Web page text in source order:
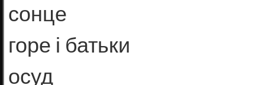
сонце
горе і батьки
осуд